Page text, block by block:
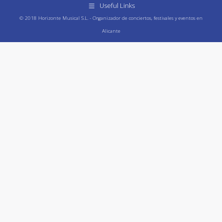
Useful Links
© 2018 Horizonte Musical S.L. - Organizador de conciertos, festivales y eventos en
Alicante